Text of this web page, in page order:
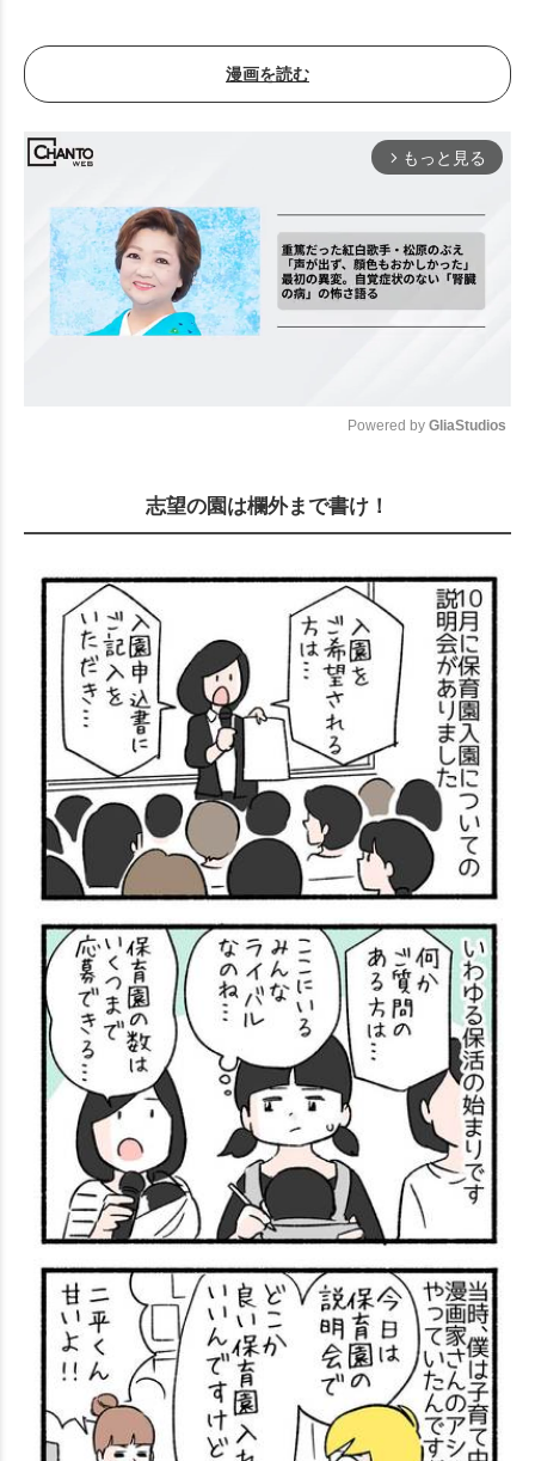
漫画を読む
arrow_forward_ios もっと見る
Powered by GliaStudios
志望の園は欄外まで書け！